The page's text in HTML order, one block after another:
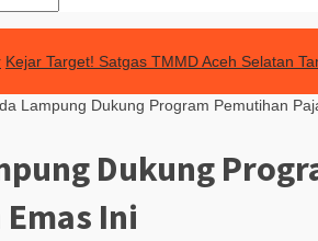
Kejar Target! Satgas TMMD Aceh Selatan
Lampung Dukung Program Pemutihan
Dukung
Ini